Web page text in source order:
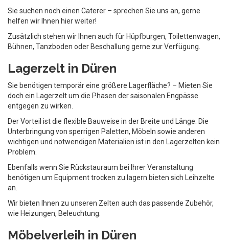
Sie suchen noch einen Caterer – sprechen Sie uns an, gerne
helfen wir Ihnen hier weiter!
Zusätzlich stehen wir Ihnen auch für Hüpfburgen, Toilettenwagen,
Bühnen, Tanzboden oder Beschallung gerne zur Verfügung.
Lagerzelt in Düren
Sie benötigen temporär eine größere Lagerfläche? – Mieten Sie
doch ein Lagerzelt um die Phasen der saisonalen Engpässe
entgegen zu wirken.
Der Vorteil ist die flexible Bauweise in der Breite und Länge. Die
Unterbringung von sperrigen Paletten, Möbeln sowie anderen
wichtigen und notwendigen Materialien ist in den Lagerzelten kein
Problem.
Ebenfalls wenn Sie Rückstauraum bei Ihrer Veranstaltung
benötigen um Equipment trocken zu lagern bieten sich Leihzelte
an.
Wir bieten Ihnen zu unseren Zelten auch das passende Zubehör,
wie Heizungen, Beleuchtung.
Möbelverleih in Düren